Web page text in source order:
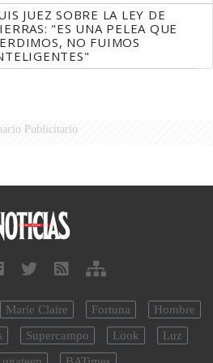
JUEZ SOBRE LA LEY DE
"ES UNA PELEA QUE
NO FUIMOS
Publicitario
Marie Claire Fortuna
Hombre
Supercampo Look
Luz